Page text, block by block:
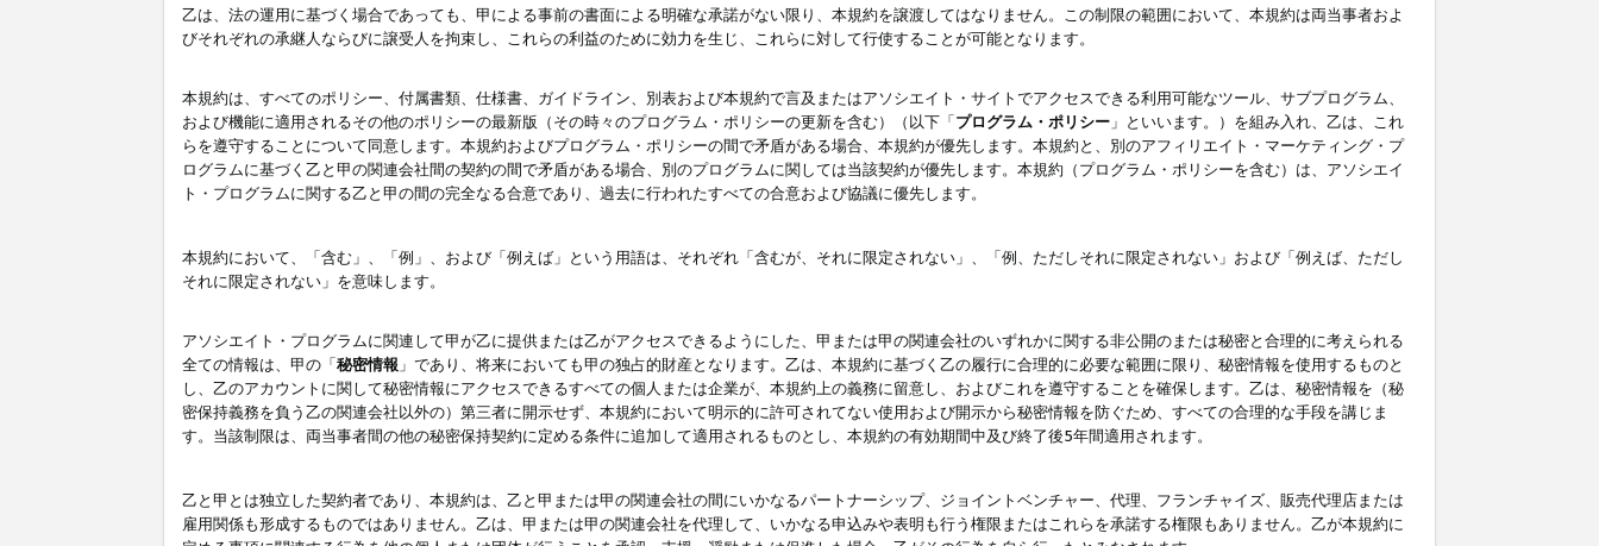
乙は、法の運用に基づく場合であっても、甲による事前の書面による明確な承諾がない限り、本規約を譲渡してはなりません。この制限の範囲において、本規約は両当事者およ
びそれぞれの承継人ならびに譲受人を拘束し、これらの利益のために効力を生じ、これらに対して行使することが可能となります。
本規約は、すべてのポリシー、付属書類、仕様書、ガイドライン、別表および本規約で言及またはアソシエイト・サイトでアクセスできる利用可能なツール、サブプログラム、
および機能に適用されるその他のポリシーの最新版（その時々のプログラム・ポリシーの更新を含む）（以下「プログラム・ポリシー 」といいます。）を組み入れ、乙は、これ
らを遵守することについて同意します。本規約およびプログラム・ポリシーの間で矛盾がある場合、本規約が優先します。本規約と、別のアフィリエイト・マーケティング・プ
ログラムに基づく乙と甲の関連会社間の契約の間で矛盾がある場合、別のプログラムに関しては当該契約が優先します。本規約（プログラム・ポリシーを含む）は、アソシエイ
ト・プログラムに関する乙と甲の間の完全なる合意であり、過去に行われたすべての合意および協議に優先します。
本規約において、「含む」、「例」、および「例えば」という用語は、それぞれ「含むが、それに限定されない」、「例、ただしそれに限定されない」および「例えば、ただし
それに限定されない」を意味します。
アソシエイト・プログラムに関連して甲が乙に提供または乙がアクセスできるようにした、甲または甲の関連会社のいずれかに関する非公開のまたは秘密と合理的に考えられる
全ての情報は、甲の「秘密情報 」であり、将来においても甲の独占的財産となります。乙は、本規約に基づく乙の履行に合理的に必要な範囲に限り、秘密情報を使用するものと
し、乙のアカウントに関して秘密情報にアクセスできるすべての個人または企業が、本規約上の義務に留意し、およびこれを遵守することを確保します。乙は、秘密情報を（秘
密保持義務を負う乙の関連会社以外の）第三者に開示せず、本規約において明示的に許可されてない使用および開示から秘密情報を防ぐため、すべての合理的な手段を講じま
す。当該制限は、両当事者間の他の秘密保持契約に定める条件に追加して適用されるものとし、本規約の有効期間中及び終了後5年間適用されます。
乙と甲とは独立した契約者であり、本規約は、乙と甲または甲の関連会社の間にいかなるパートナーシップ、ジョイントベンチャー、代理、フランチャイズ、販売代理店または
雇用関係も形成するものではありません。乙は、甲または甲の関連会社を代理して、いかなる申込みや表明も行う権限またはこれらを承諾する権限もありません。乙が本規約に